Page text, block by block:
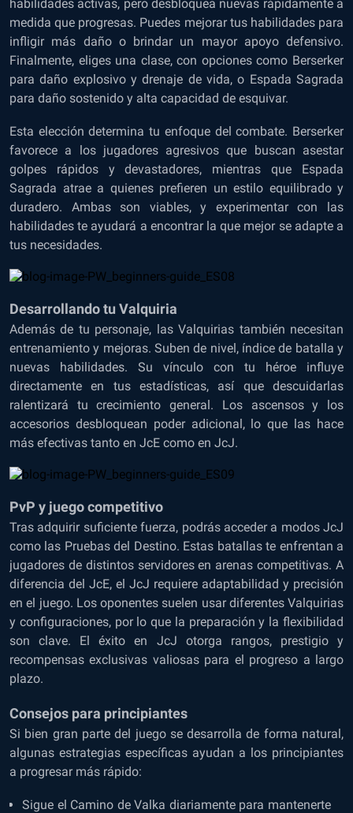
habilidades activas, pero desbloquea nuevas rápidamente a
medida que progresas. Puedes mejorar tus habilidades para
infligir más daño o brindar un mayor apoyo defensivo.
Finalmente, eliges una clase, con opciones como Berserker
para daño explosivo y drenaje de vida, o Espada Sagrada
para daño sostenido y alta capacidad de esquivar.
Esta elección determina tu enfoque del combate. Berserker
favorece a los jugadores agresivos que buscan asestar
golpes rápidos y devastadores, mientras que Espada
Sagrada atrae a quienes prefieren un estilo equilibrado y
duradero. Ambas son viables, y experimentar con las
habilidades te ayudará a encontrar la que mejor se adapte a
tus necesidades.
Desarrollando tu Valquiria
Además de tu personaje, las Valquirias también necesitan
entrenamiento y mejoras. Suben de nivel, índice de batalla y
nuevas habilidades. Su vínculo con tu héroe influye
directamente en tus estadísticas, así que descuidarlas
ralentizará tu crecimiento general. Los ascensos y los
accesorios desbloquean poder adicional, lo que las hace
más efectivas tanto en JcE como en JcJ.
PvP y juego competitivo
Tras adquirir suficiente fuerza, podrás acceder a modos JcJ
como las Pruebas del Destino. Estas batallas te enfrentan a
jugadores de distintos servidores en arenas competitivas. A
diferencia del JcE, el JcJ requiere adaptabilidad y precisión
en el juego. Los oponentes suelen usar diferentes Valquirias
y configuraciones, por lo que la preparación y la flexibilidad
son clave. El éxito en JcJ otorga rangos, prestigio y
recompensas exclusivas valiosas para el progreso a largo
plazo.
Consejos para principiantes
Si bien gran parte del juego se desarrolla de forma natural,
algunas estrategias específicas ayudan a los principiantes
a progresar más rápido:
Sigue el Camino de Valka diariamente para mantenerte